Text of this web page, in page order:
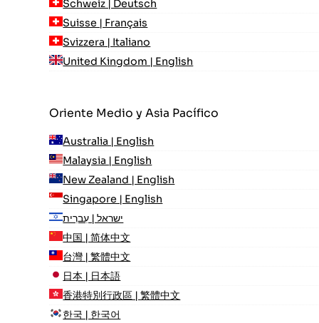
Schweiz | Deutsch
Suisse | Français
Svizzera | Italiano
United Kingdom | English
Oriente Medio y Asia Pacífico
Australia | English
Malaysia | English
New Zealand | English
Singapore | English
ישראל | עִברִית
中国 | 简体中文
台灣 | 繁體中文
日本 | 日本語
香港特別行政區 | 繁體中文
한국 | 한국어